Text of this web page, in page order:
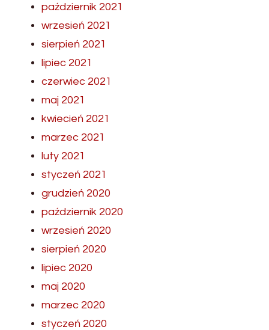
październik 2021
wrzesień 2021
sierpień 2021
lipiec 2021
czerwiec 2021
maj 2021
kwiecień 2021
marzec 2021
luty 2021
styczeń 2021
grudzień 2020
październik 2020
wrzesień 2020
sierpień 2020
lipiec 2020
maj 2020
marzec 2020
styczeń 2020